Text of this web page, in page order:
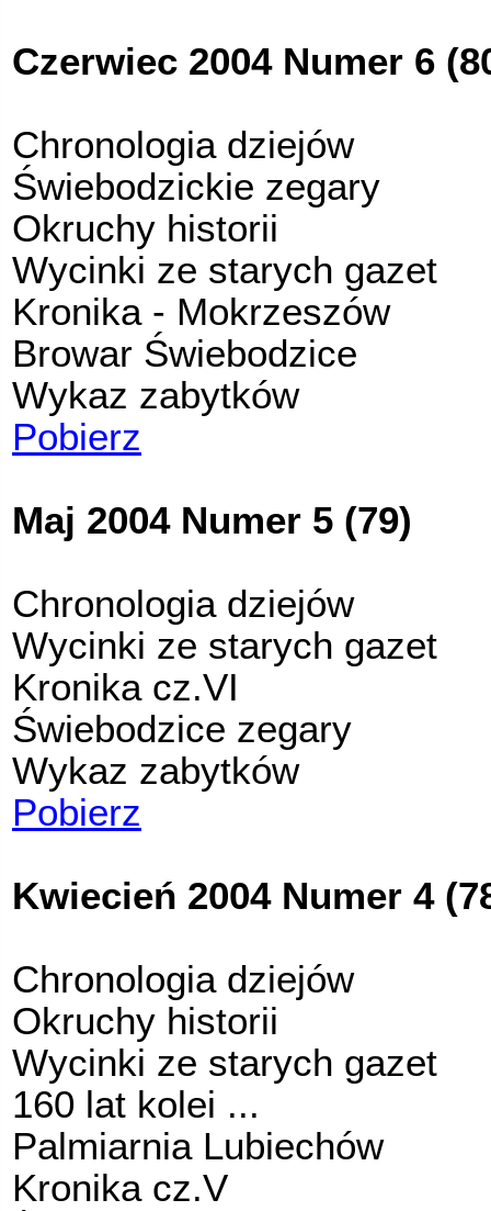
Czerwiec 2004 Numer 6
Chronologia dziejów
Świebodzickie zegary
Okruchy historii
Wycinki ze starych gazet
Kronika - Mokrzeszów
Browar Świebodzice
Wykaz zabytków
Pobierz
Maj 2004 Numer 5 (79)
Chronologia dziejów
Wycinki ze starych gazet
Kronika cz.VI
Świebodzice zegary
Wykaz zabytków
Pobierz
Kwiecień 2004 Numer 4
Chronologia dziejów
Okruchy historii
Wycinki ze starych gazet
160 lat kolei ...
Palmiarnia Lubiechów
Kronika cz.V